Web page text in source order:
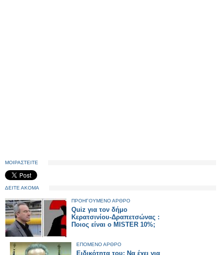
ΜΟΙΡΑΣΤΕΙΤΕ
ΔΕΙΤΕ ΑΚΟΜΑ
ΠΡΟΗΓΟΥΜΕΝΟ ΑΡΘΡΟ
Quiz για τον δήμο
Κερατσινίου-Δραπετσώνας :
Ποιος είναι ο MISTER 10%;
ΕΠΟΜΕΝΟ ΑΡΘΡΟ
Ειδικότητα του; Να έχει για